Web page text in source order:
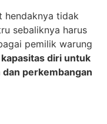
hendaknya tidak
sebaliknya harus
pemilik warung
diri untuk
perkembangan